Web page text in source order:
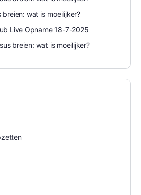
breien: wat is moeilijker?
Live Opname 18-7-2025
breien: wat is moeilijker?